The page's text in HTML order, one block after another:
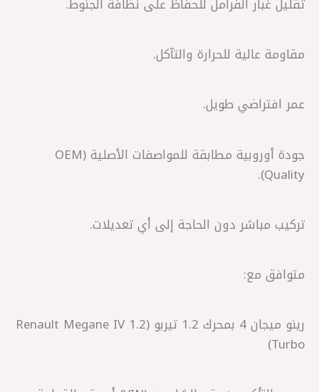
مقاومة عالية للحرارة والتآكل.
عمر افتراضي طويل.
جودة أوروبية مطابقة للمواصفات الأصلية (OEM
Quality).
تركيب مباشر دون الحاجة إلى أي تعديلات.
متوافق مع:
رينو ميجان 4 بمحرك 1.2 تيربو (Renault Megane IV 1.2
Turbo)